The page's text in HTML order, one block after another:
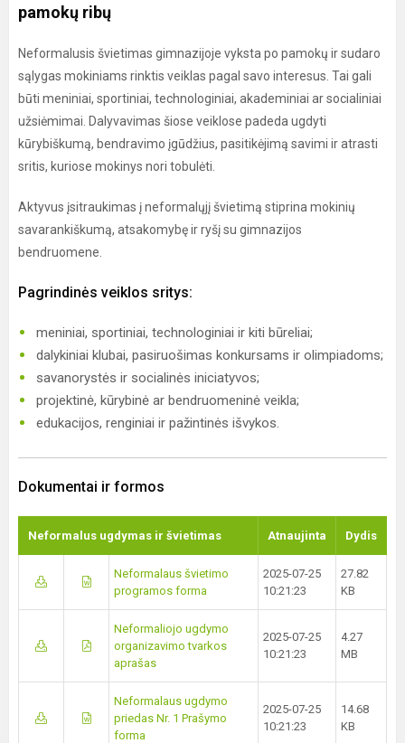
pamokų ribų
Neformalusis švietimas gimnazijoje vyksta po pamokų ir sudaro
sąlygas mokiniams rinktis veiklas pagal savo interesus. Tai gali
būti meniniai, sportiniai, technologiniai, akademiniai ar socialiniai
užsiėmimai. Dalyvavimas šiose veiklose padeda ugdyti
kūrybiškumą, bendravimo įgūdžius, pasitikėjimą savimi ir atrasti
sritis, kuriose mokinys nori tobulėti.
Aktyvus įsitraukimas į neformalųjį švietimą stiprina mokinių
savarankiškumą, atsakomybę ir ryšį su gimnazijos
bendruomene.
Pagrindinės veiklos sritys:
meniniai, sportiniai, technologiniai ir kiti būreliai;
dalykiniai klubai, pasiruošimas konkursams ir olimpiadoms;
savanorystės ir socialinės iniciatyvos;
projektinė, kūrybinė ar bendruomeninė veikla;
edukacijos, renginiai ir pažintinės išvykos.
Dokumentai ir formos
Neformalus ugdymas ir švietimas Atnaujinta Dydis
Neformalaus švietimo
programos forma
2025-07-25
10:21:23
27.82
KB
Neformaliojo ugdymo
organizavimo tvarkos
aprašas
2025-07-25
10:21:23
4.27
MB
Neformalaus ugdymo
priedas Nr. 1 Prašymo
forma
2025-07-25
10:21:23
14.68
KB